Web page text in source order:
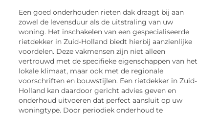
Een goed onderhouden rieten dak draagt bij aan
zowel de levensduur als de uitstraling van uw
woning. Het inschakelen van een gespecialiseerde
rietdekker in Zuid-Holland biedt hierbij aanzienlijke
voordelen. Deze vakmensen zijn niet alleen
vertrouwd met de specifieke eigenschappen van het
lokale klimaat, maar ook met de regionale
voorschriften en bouwstijlen. Een rietdekker in Zuid-
Holland kan daardoor gericht advies geven en
onderhoud uitvoeren dat perfect aansluit op uw
woningtype. Door periodiek onderhoud te